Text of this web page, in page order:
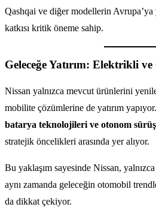
Qashqai ve diğer modellerin Avrupa’ya
katkısı kritik öneme sahip.
Geleceğe Yatırım: Elektrikli
Nissan yalnızca mevcut ürünlerini
mobilite çözümlerine de yatırım yapıyor.
batarya teknolojileri ve otonom
stratejik öncelikleri arasında yer alıyor.
Bu yaklaşım sayesinde Nissan,
aynı zamanda geleceğin otomobil
da dikkat çekiyor.